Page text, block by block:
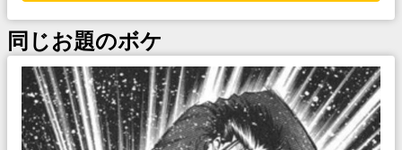
同じお題のボケ